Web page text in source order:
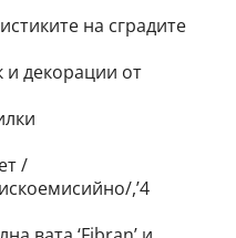
на сградите
и декорации от
/
,’4